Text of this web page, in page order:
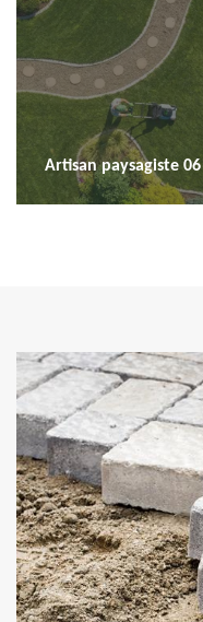
Artisan paysagiste 06